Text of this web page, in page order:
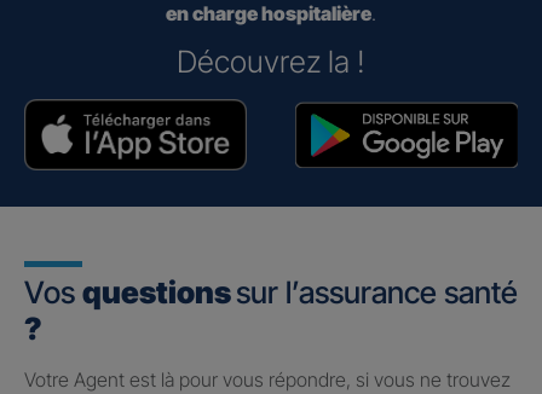
en charge hospitalière.
Découvrez la !
Vos questionssur l’assurance santé
?
Votre Agent est là pour vous répondre, si vous ne trouvez